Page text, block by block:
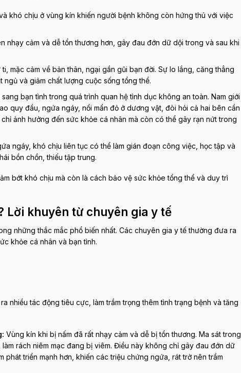
khó chịu ở vùng kín khiến người bệnh không còn hứng thú với việc
nhạy cảm và dễ tổn thương hơn, gây đau đớn dữ dội trong và sau khi
mặc cảm về bản thân, ngại gần gũi bạn đời. Sự lo lắng, căng thẳng
và giảm chất lượng cuộc sống tổng thể.
bạn tình trong quá trình quan hệ tình dục không an toàn. Nam giới
quy đầu, ngứa ngáy, nổi mẩn đỏ ở dương vật, đòi hỏi cả hai bên cần
ảnh hưởng đến sức khỏe cá nhân mà còn có thể gây rạn nứt trong
ngáy, khó chịu liên tục có thể làm gián đoạn công việc, học tập và
bồn chồn, thiếu tập trung.
bớt khó chịu mà còn là cách bảo vệ sức khỏe tổng thể và duy trì
Lời khuyên từ chuyên gia y tế
những thắc mắc phổ biến nhất. Các chuyên gia y tế thường đưa ra
khỏe cá nhân và bạn tình.
nhiều tác động tiêu cực, làm trầm trọng thêm tình trạng bệnh và tăng
Vùng kín khi bị nấm đã rất nhạy cảm và dễ bị tổn thương. Ma sát trong
rách niêm mạc đang bị viêm. Điều này không chỉ gây đau đớn dữ
triển mạnh hơn, khiến các triệu chứng ngứa, rát trở nên trầm